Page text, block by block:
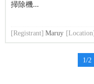
掃除機...
[Registrant] Maruy [Location]
1/2